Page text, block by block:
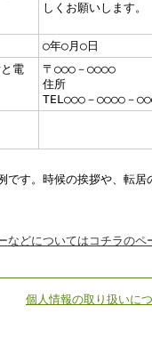
しくお願いします。
○年○月○日
電
〒○○○－○○○○
住所
TEL○○○－○○○○－
です。時候の挨拶や、転居
などについてはコチラの
個人情報の取り扱いに